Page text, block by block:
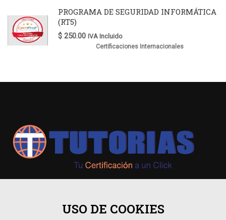
PROGRAMA DE SEGURIDAD INFORMÁTICA
(RT5)
$ 250.00 IVA Incluido
Certificaciones Internacionales
USO DE COOKIES